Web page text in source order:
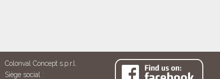
Colonval Concept s.p.r.l.
Siège social :